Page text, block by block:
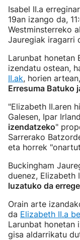
Isabel II.a
19an izango da,
Westminsterreko
Jauregiak iragarri
Larunbat honetan
izendatu ostean,
II.ak, horien
Erresuma Batuko
"Elizabeth II.aren
Galesen, Ipar
izendatzeko"
Sarrerako
eta horrek
Buckingham
duenez, Elizabeth
luzatuko da
Orain arte
da Elizabeth II.a
Larunbat honetan
gisa aldarrikatu